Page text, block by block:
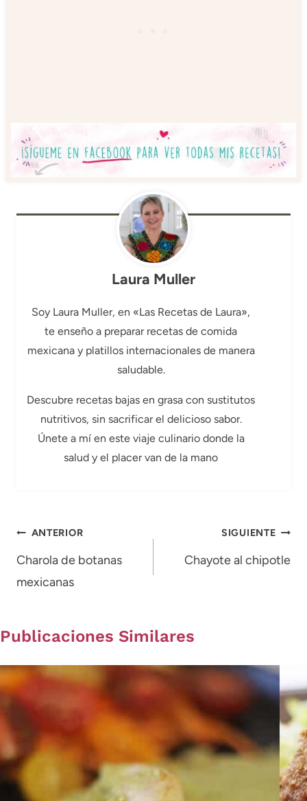
Laura Muller
Soy Laura Muller, en «Las Recetas de Laura»,
te enseño a preparar recetas de comida
mexicana y platillos internacionales de manera
saludable.
Descubre recetas bajas en grasa con sustitutos
nutritivos, sin sacrificar el delicioso sabor.
Únete a mí en este viaje culinario donde la
salud y el placer van de la mano
Navegación
de
entradas
ANTERIOR
Charola de botanas
mexicanas
SIGUIENTE
Chayote al chipotle
Publicaciones Similares